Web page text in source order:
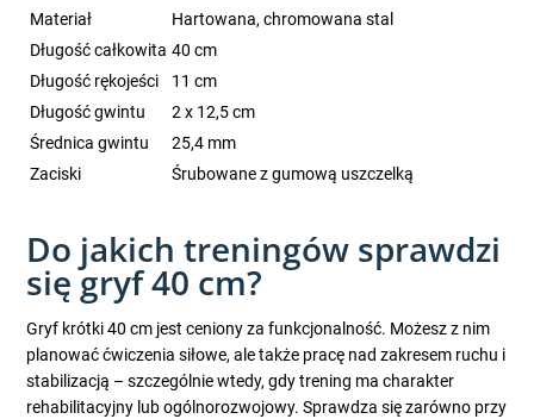
Materiał
Hartowana, chromowana stal
Długość całkowita 40 cm
Długość rękojeści
11 cm
Długość gwintu
2 x 12,5 cm
Średnica gwintu
25,4 mm
Zaciski
Śrubowane z gumową uszczelką
Do jakich treningów sprawdzi
się gryf 40 cm?
Gryf krótki 40 cm jest ceniony za funkcjonalność. Możesz z nim
planować ćwiczenia siłowe, ale także pracę nad zakresem ruchu i
stabilizacją – szczególnie wtedy, gdy trening ma charakter
rehabilitacyjny lub ogólnorozwojowy. Sprawdza się zarówno przy